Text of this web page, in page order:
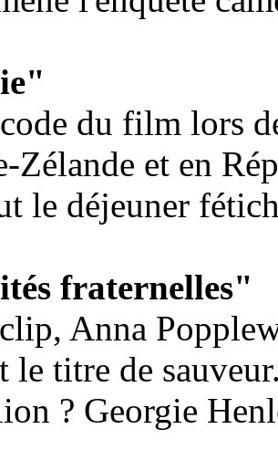
du film lors
Zélande et en
le déjeuner
fraternelles"
Anna
le titre de
? Georgie